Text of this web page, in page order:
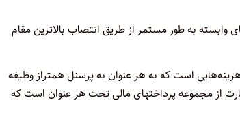
وابسته به طور مستمر از طریق انتصاب بالاترین مقام
هزینه‌هایی است که به هر عنوان به پرسنل همتراز وظیفه
از مجموعه پرداختهای مالی تحت هر عنوان است که